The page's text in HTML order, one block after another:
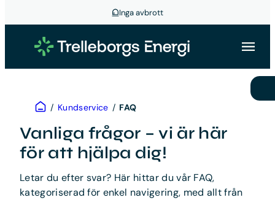
Inga avbrott
Hem/ Kundservice / FAQ
Vanliga frågor – vi är här
för att hjälpa dig!
Letar du efter svar? Här hittar du vår FAQ,
kategoriserad för enkel navigering, med allt från